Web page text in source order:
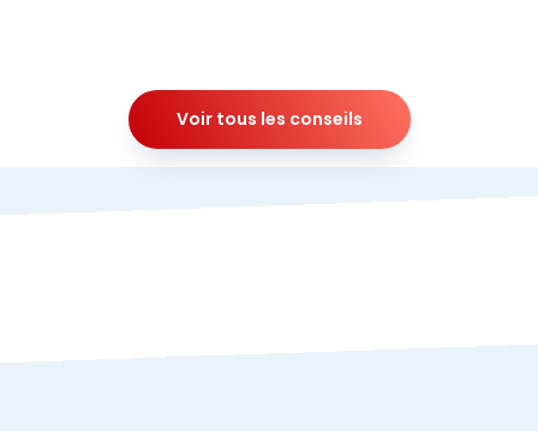
Voir tous les conseils